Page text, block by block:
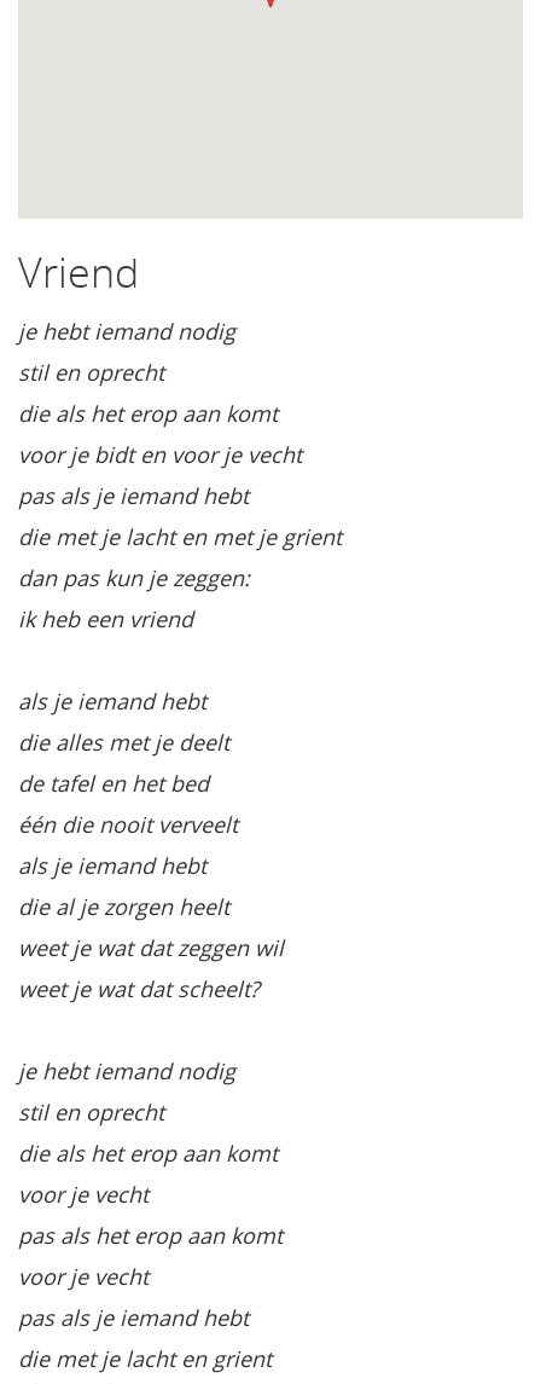
Vriend
je hebt iemand nodig
stil en oprecht
die als het erop aan komt
voor je bidt en voor je vecht
pas als je iemand hebt
die met je lacht en met je grient
dan pas kun je zeggen:
ik heb een vriend
als je iemand hebt
die alles met je deelt
de tafel en het bed
één die nooit verveelt
als je iemand hebt
die al je zorgen heelt
weet je wat dat zeggen wil
weet je wat dat scheelt?
je hebt iemand nodig
stil en oprecht
die als het erop aan komt
voor je vecht
pas als het erop aan komt
voor je vecht
pas als je iemand hebt
die met je lacht en grient